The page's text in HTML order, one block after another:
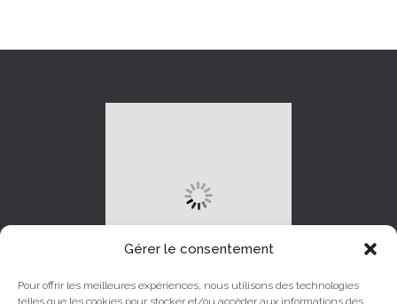
Gérer le consentement
Pour offrir les meilleures expériences, nous utilisons des technologies
telles que les cookies pour stocker et/ou accéder aux informations des